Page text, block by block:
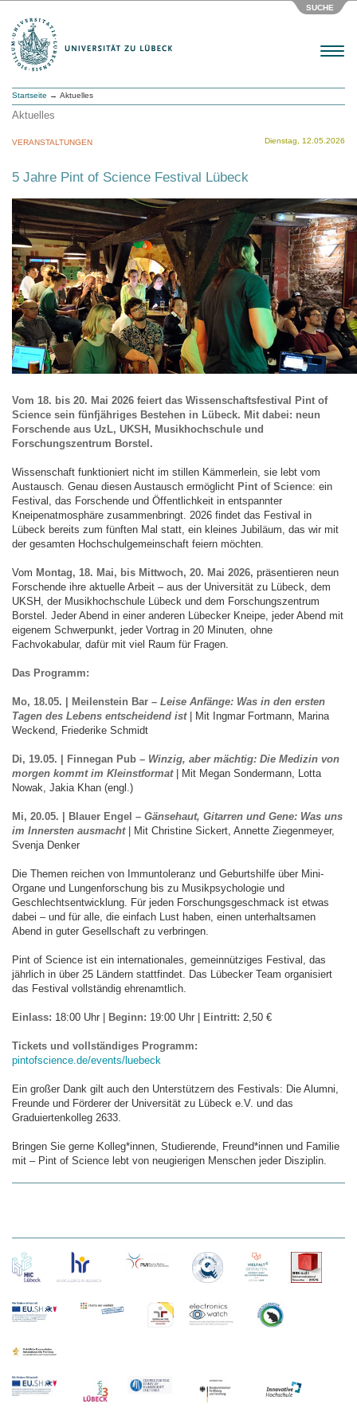
SUCHE
Menu
Startseite → Aktuelles
Aktuelles
Dienstag, 12.05.2026
VERANSTALTUNGEN
5 Jahre Pint of Science Festival Lübeck
Vom 18. bis 20. Mai 2026 feiert das Wissenschaftsfestival Pint of
Science sein fünfjähriges Bestehen in Lübeck. Mit dabei: neun
Forschende aus UzL, UKSH, Musikhochschule und
Forschungszentrum Borstel.
Wissenschaft funktioniert nicht im stillen Kämmerlein, sie lebt vom
Austausch. Genau diesen Austausch ermöglicht Pint of Science: ein
Festival, das Forschende und Öffentlichkeit in entspannter
Kneipenatmosphäre zusammenbringt. 2026 findet das Festival in
Lübeck bereits zum fünften Mal statt, ein kleines Jubiläum, das wir mit
der gesamten Hochschulgemeinschaft feiern möchten.
Vom Montag, 18. Mai, bis Mittwoch, 20. Mai 2026, präsentieren neun
Forschende ihre aktuelle Arbeit – aus der Universität zu Lübeck, dem
UKSH, der Musikhochschule Lübeck und dem Forschungszentrum
Borstel. Jeder Abend in einer anderen Lübecker Kneipe, jeder Abend mit
eigenem Schwerpunkt, jeder Vortrag in 20 Minuten, ohne
Fachvokabular, dafür mit viel Raum für Fragen.
Das Programm:
Mo, 18.05. | Meilenstein Bar – Leise Anfänge: Was in den ersten
Tagen des Lebens entscheidend ist| Mit Ingmar Fortmann, Marina
Weckend, Friederike Schmidt
Di, 19.05. | Finnegan Pub – Winzig, aber mächtig: Die Medizin von
morgen kommt im Kleinstformat| Mit Megan Sondermann, Lotta
Nowak, Jakia Khan (engl.)
Mi, 20.05. | Blauer Engel – Gänsehaut, Gitarren und Gene: Was uns
im Innersten ausmacht| Mit Christine Sickert, Annette Ziegenmeyer,
Svenja Denker
Die Themen reichen von Immuntoleranz und Geburtshilfe über Mini-
Organe und Lungenforschung bis zu Musikpsychologie und
Geschlechtsentwicklung. Für jeden Forschungsgeschmack ist etwas
dabei – und für alle, die einfach Lust haben, einen unterhaltsamen
Abend in guter Gesellschaft zu verbringen.
Pint of Science ist ein internationales, gemeinnütziges Festival, das
jährlich in über 25 Ländern stattfindet. Das Lübecker Team organisiert
das Festival vollständig ehrenamtlich.
Einlass: 18:00 Uhr | Beginn: 19:00 Uhr | Eintritt: 2,50 €
Tickets und vollständiges Programm:
pintofscience.de/events/luebeck
Ein großer Dank gilt auch den Unterstützern des Festivals: Die Alumni,
Freunde und Förderer der Universität zu Lübeck e.V. und das
Graduiertenkolleg 2633.
Bringen Sie gerne Kolleg*innen, Studierende, Freund*innen und Familie
mit – Pint of Science lebt von neugierigen Menschen jeder Disziplin.